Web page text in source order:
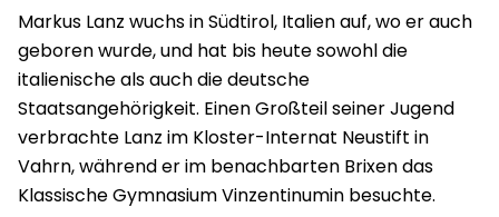
Markus Lanz wuchs in Südtirol, Italien auf, wo er auch
geboren wurde, und hat bis heute sowohl die
italienische als auch die deutsche
Staatsangehörigkeit. Einen Großteil seiner Jugend
verbrachte Lanz im Kloster-Internat Neustift in
Vahrn, während er im benachbarten Brixen das
Klassische Gymnasium Vinzentinumin besuchte.